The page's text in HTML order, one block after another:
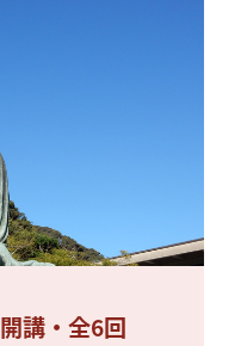
講・全6回